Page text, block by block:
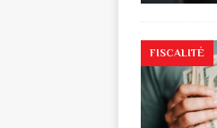
FISCALITÉ